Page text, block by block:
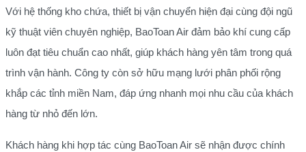
Với hệ thống kho chứa, thiết bị vận chuyển hiện đại cùng đội ngũ
kỹ thuật viên chuyên nghiệp, BaoToan Air đảm bảo khí cung cấp
luôn đạt tiêu chuẩn cao nhất, giúp khách hàng yên tâm trong quá
trình vận hành. Công ty còn sở hữu mạng lưới phân phối rộng
khắp các tỉnh miền Nam, đáp ứng nhanh mọi nhu cầu của khách
hàng từ nhỏ đến lớn.
Khách hàng khi hợp tác cùng BaoToan Air sẽ nhận được chính